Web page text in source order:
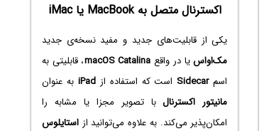
اکسترنال متصل به MacBook یا iMac
یکی از قابلیت‌های جدید و مفید نسخه‌ی جدید
مک‌او‌اسیا در واقع macOS Catalina، قابلیتی به
اسمSidecar است که استفاده ازiPad به عنوان
مانیتور اکسترنالبا تصویر مجزا یا مشابه را
امکان‌پذیر می‌کند. به علاوه می‌توانید ازاستایلوس